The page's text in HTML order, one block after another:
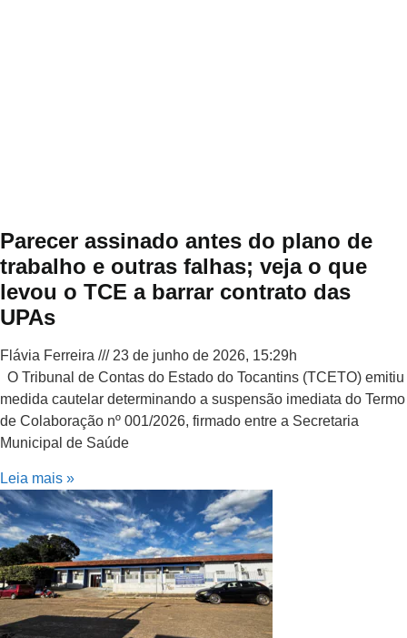
Parecer assinado antes do plano de
trabalho e outras falhas; veja o que
levou o TCE a barrar contrato das
UPAs
Flávia Ferreira
23 de junho de 2026, 15:29h
O Tribunal de Contas do Estado do Tocantins (TCETO) emitiu
medida cautelar determinando a suspensão imediata do Termo
de Colaboração nº 001/2026, firmado entre a Secretaria
Municipal de Saúde
Leia mais »